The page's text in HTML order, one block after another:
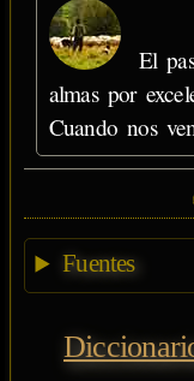
El
almas por
Cuando nos
Fuentes